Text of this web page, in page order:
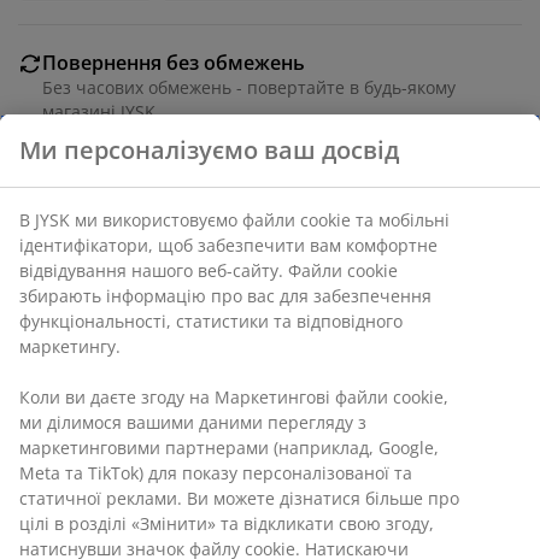
Повернення без обмежень
Без часових обмежень - повертайте в будь-якому
магазині JYSK
Гарантія ціни
Різні варіанти доставки
Швидка та зручна доставка на ваш вибір
Артикул: 1823430
Характеристики
Відгуки